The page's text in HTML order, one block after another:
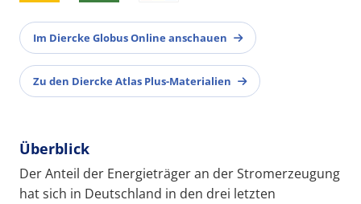
Im Diercke Globus Online anschauen
Zu den Diercke Atlas Plus-Materialien
Überblick
Der Anteil der Energieträger an der Stromerzeugung
hat sich in Deutschland in den drei letzten